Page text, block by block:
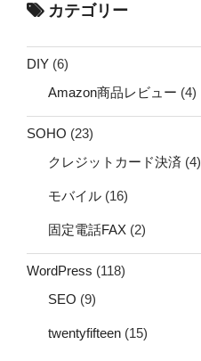
カテゴリー
DIY (6)
Amazon商品レビュー (4)
SOHO (23)
クレジットカード決済 (4)
モバイル (16)
固定電話FAX (2)
WordPress (118)
SEO (9)
twentyfifteen (15)